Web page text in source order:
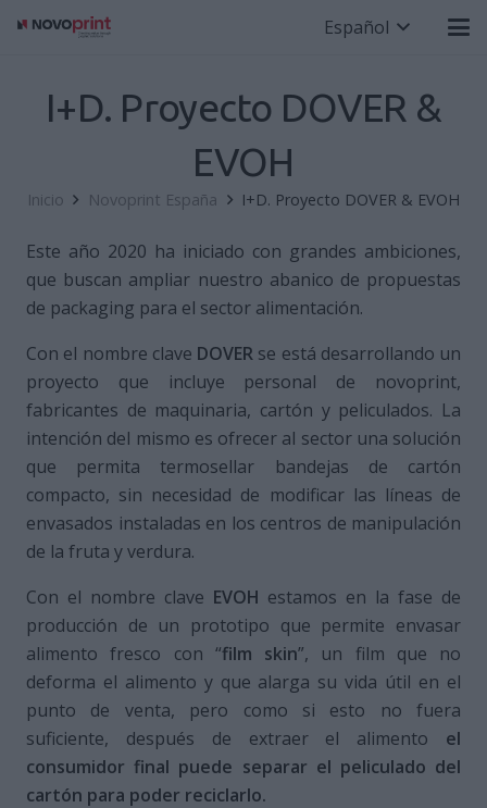
Español
I+D. Proyecto DOVER &
EVOH
Inicio Novoprint España I+D. Proyecto DOVER & EVOH
Este año 2020 ha iniciado con grandes ambiciones,
que buscan ampliar nues­tro abanico de propuestas
de packa­ging para el sector alimentación.
Con el nombre clave DOVER se está desarrollando un
proyecto que incluye personal de novoprint,
fabricantes de maquinaria, cartón y peliculados. La
intención del mismo es ofrecer al sec­tor una solución
que permita termose­llar bandejas de cartón
compacto, sin necesidad de modificar las líneas de
envasados instaladas en los centros de manipulación
de la fruta y verdura.
Con el nombre clave EVOH estamos en la fase de
producción de un prototipo que permite envasar
alimento fresco con “film skin”, un film que no
deforma el alimento y que alarga su vida útil en el
punto de venta, pero como si esto no fuera
suficiente, después de extraer el alimento el
consumidor final puede separar el peliculado del
cartón para poder reciclarlo.